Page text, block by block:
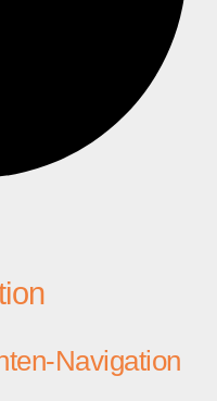
Navigation